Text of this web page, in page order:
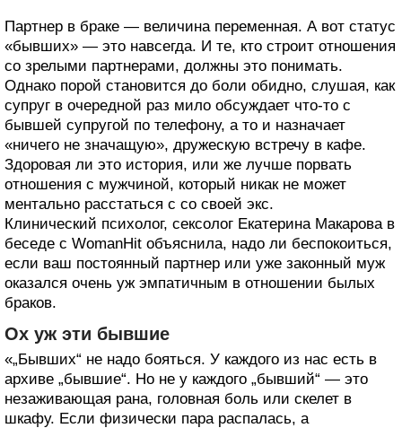
Партнер в браке — величина переменная. А вот статус
«бывших» — это навсегда. И те, кто строит отношения
со зрелыми партнерами, должны это понимать.
Однако порой становится до боли обидно, слушая, как
супруг в очередной раз мило обсуждает что-то с
бывшей супругой по телефону, а то и назначает
«ничего не значащую», дружескую встречу в кафе.
Здоровая ли это история, или же лучше порвать
отношения с мужчиной, который никак не может
ментально расстаться с со своей экс.
Клинический психолог, сексолог Екатерина Макарова в
беседе с WomanHit объяснила, надо ли беспокоиться,
если ваш постоянный партнер или уже законный муж
оказался очень уж эмпатичным в отношении былых
браков.
Ох уж эти бывшие
«„Бывших“ не надо бояться. У каждого из нас есть в
архиве „бывшие“. Но не у каждого „бывший“ — это
незаживающая рана, головная боль или скелет в
шкафу. Если физически пара распалась, а